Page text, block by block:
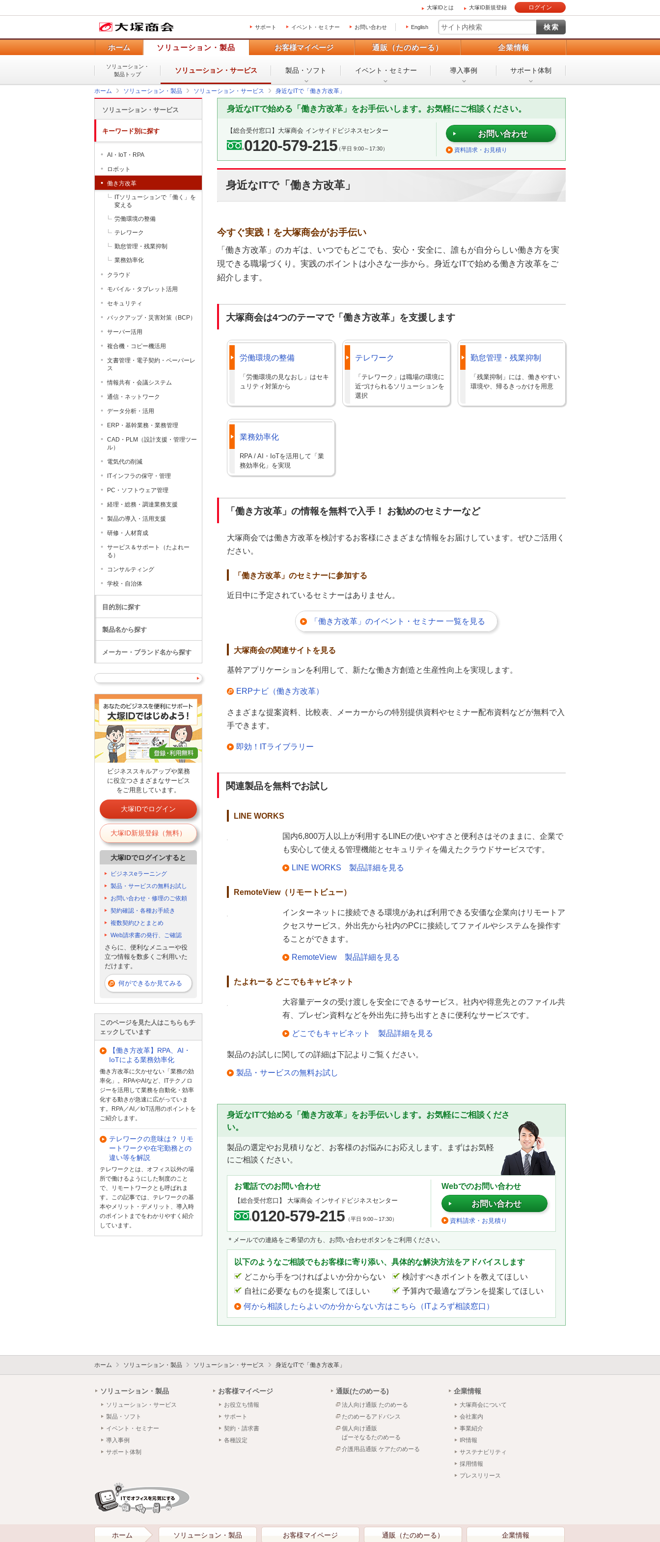
大塚IDとは 大塚ID新規登録 ログイン
サポート イベント・セミナー お問い合わせ English
ホーム ソリューション・製品 お客様マイページ 通販（たのめーる） 企業情報
ソリューション・
製品トップ
ソリューション・ サービス 製品・ソフト イベント・ セミナー 導入事例 サポート体制
ホーム ソリューション・製品 ソリューション・サービス 身近なITで「働き方改革」
身近なITで始める「働き方改革」をお手伝いします。お気軽にご相談ください。
【総合受付窓口】 大塚商会 インサイドビジネスセンター
0120-579-215（平日 9:00～17:30）
お問い合わせ
資料請求・お見積り
身近なITで「働き方改革」
今すぐ実践！を大塚商会がお手伝い
「働き方改革」のカギは、いつでもどこでも、安心・安全に、誰もが自分らしい働き方を実
現できる職場づくり。実践のポイントは小さな一歩から。身近なITで始める働き方改革をご
紹介します。
大塚商会は4つのテーマで「働き方改革」を支援します
労働環境の整備
「労働環境の見なおし」はセキ
ュリティ対策から
テレワーク
「テレワーク」は職場の環境に
近づけられるソリューションを
選択
勤怠管理・残業抑制
「残業抑制」には、働きやすい
環境や、帰るきっかけを用意
業務効率化
RPA / AI・IoTを活用して「業
務効率化」を実現
「働き方改革」の情報を無料で入手！ お勧めのセミナーなど
大塚商会では働き方改革を検討するお客様にさまざまな情報をお届けしています。ぜひご活用く
ださい。
「働き方改革」のセミナーに参加する
近日中に予定されているセミナーはありません。
「働き方改革」のイベント・セミナー 一覧を見る
大塚商会の関連サイトを見る
基幹アプリケーションを利用して、新たな働き方創造と生産性向上を実現します。
ERPナビ（働き方改革）
さまざまな提案資料、比較表、メーカーからの特別提供資料やセミナー配布資料などが無料で入
手できます。
即効！ITライブラリー
関連製品を無料でお試し
LINE WORKS
国内6,800万人以上が利用するLINEの使いやすさと便利さはそのままに、企業で
も安心して使える管理機能とセキュリティを備えたクラウドサービスです。
LINE WORKS 製品詳細を見る
RemoteView（リモートビュー）
インターネットに接続できる環境があれば利用できる安価な企業向けリモートア
クセスサービス。外出先から社内のPCに接続してファイルやシステムを操作す
ることができます。
RemoteView 製品詳細を見る
たよれーる どこでもキャビネット
大容量データの受け渡しを安全にできるサービス。社内や得意先とのファイル共
有、プレゼン資料などを外出先に持ち出すときに便利なサービスです。
どこでもキャビネット 製品詳細を見る
製品のお試しに関しての詳細は下記よりご覧ください。
製品・サービスの無料お試し
身近なITで始める「働き方改革」をお手伝いします。お気軽にご相談くださ
い。
製品の選定やお見積りなど、お客様のお悩みにお応えします。まずはお気軽
にご相談ください。
お電話でのお問い合わせ
【総合受付窓口】 大塚商会 インサイドビジネスセンター
0120-579-215 （平日 9:00～17:30）
Webでのお問い合わせ
お問い合わせ
資料請求・お見積り
＊メールでの連絡をご希望の方も、お問い合わせボタンをご利用ください。
以下のようなご相談でもお客様に寄り添い、具体的な解決方法をアドバイスします
どこから手をつければよいか分からない
検討すべきポイントを教えてほしい
自社に必要なものを提案してほしい
予算内で最適なプランを提案してほしい
何から相談したらよいのか分からない方はこちら（ITよろず相談窓口）
ソリューション・サービス
キーワード別に探す
AI・IoT・RPA
ロボット
働き方改革
ITソリューションで「働く」を
変える
労働環境の整備
テレワーク
勤怠管理・残業抑制
業務効率化
クラウド
モバイル・タブレット活用
セキュリティ
バックアップ・災害対策（BCP）
サーバー活用
複合機・コピー機活用
文書管理・電子契約・ペーパーレ
ス
情報共有・会議システム
通信・ネットワーク
データ分析・活用
ERP・基幹業務・業務管理
CAD・PLM（設計支援・管理ツー
ル）
電気代の削減
ITインフラの保守・管理
PC・ソフトウェア管理
経理・総務・調達業務支援
製品の導入・活用支援
研修・人材育成
サービス＆サポート（たよれー
る）
コンサルティング
学校・自治体
目的別に探す
製品名から探す
メーカー・ブランド名から探す
ビジネススキルアップや業務
に役立つさまざまなサービス
をご用意しています。
大塚IDでログイン
大塚ID新規登録（無料）
大塚IDでログインすると
ビジネスeラーニング
製品・サービスの無料お試し
お問い合わせ・修理のご依頼
契約確認・各種お手続き
複数契約ひとまとめ
Web請求書の発行、ご確認
さらに、便利なメニューや役
立つ情報を数多くご利用いた
だけます。
何ができるか見てみる
このページを見た人はこちらもチ
ェックしています
【働き方改革】RPA、AI・
IoTによる業務効率化
働き方改革に欠かせない「業務の効
率化」。RPAやAIなど、ITテクノロ
ジーを活用して業務を自動化・効率
化する動きが急速に広がっていま
す。RPA／AI／IoT活用のポイントを
ご紹介します。
テレワークの意味は？ リモ
ートワークや在宅勤務との
違い等を解説
テレワークとは、オフィス以外の場
所で働けるようにした制度のこと
で、リモートワークとも呼ばれま
す。この記事では、テレワークの基
本やメリット・デメリット、導入時
のポイントまでをわかりやすく紹介
しています。
ホーム ソリューション・製品 ソリューション・サービス 身近なITで「働き方改革」
ソリューション・製品
ソリューション・サービス
製品・ソフト
イベント・セミナー
導入事例
サポート体制
お客様マイページ
お役立ち情報
サポート
契約・請求書
各種設定
通販(たのめーる)
法人向け通販 たのめーる
たのめーるアドバンス
個人向け通販
ぱーそなるたのめーる
介護用品通販 ケアたのめーる
企業情報
大塚商会について
会社案内
事業紹介
IR情報
サステナビリティ
採用情報
プレスリリース
ホーム ソリューション・製品 お客様マイページ 通販（たのめーる） 企業情報